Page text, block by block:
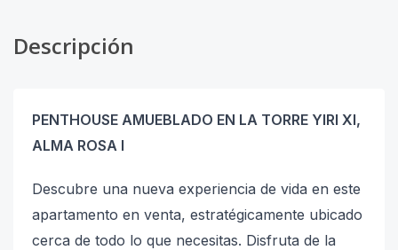
Descripción
PENTHOUSE AMUEBLADO EN LA TORRE YIRI XI,
ALMA ROSA I
Descubre una nueva experiencia de vida en este
apartamento en venta, estratégicamente ubicado
cerca de todo lo que necesitas. Disfruta de la